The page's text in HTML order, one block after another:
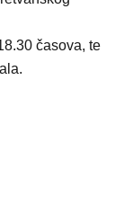
časova, te